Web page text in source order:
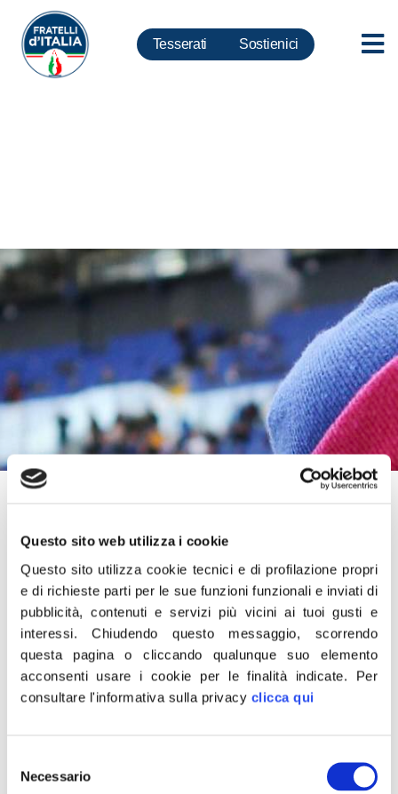
Questo sito web utilizza i cookie
Questo sito utilizza cookie tecnici e di profilazione propri
e di richieste parti per le sue funzioni funzionali e inviati di
pubblicità, contenuti e servizi più vicini ai tuoi gusti e
interessi.Chiudendo questo messaggio, scorrendo
questa pagina o cliccando qualunque suo elemento
acconsenti usare i cookie per le finalità indicate. Per
consultare l'informativa sulla privacy clicca qui
delNecessario
Tesserati Sostienici
“Profondo dolore per la morte di Sinisa Mihajlovic. Una
ancor prima che grande giocatore e allenatore, che ha
saputo affrontare la sua terribile malattia con grande
dignità e determinazione. A testa alta. Un abbraccio
affettuoso a sua moglie Arianna ed ai suoi splendidi figli.
Le mie più sentite condoglianze a tutti i suoi cari. Ci
mancherai Sinisa. A Dio”.
Sovranità alimentare e delle Foreste, Francesco